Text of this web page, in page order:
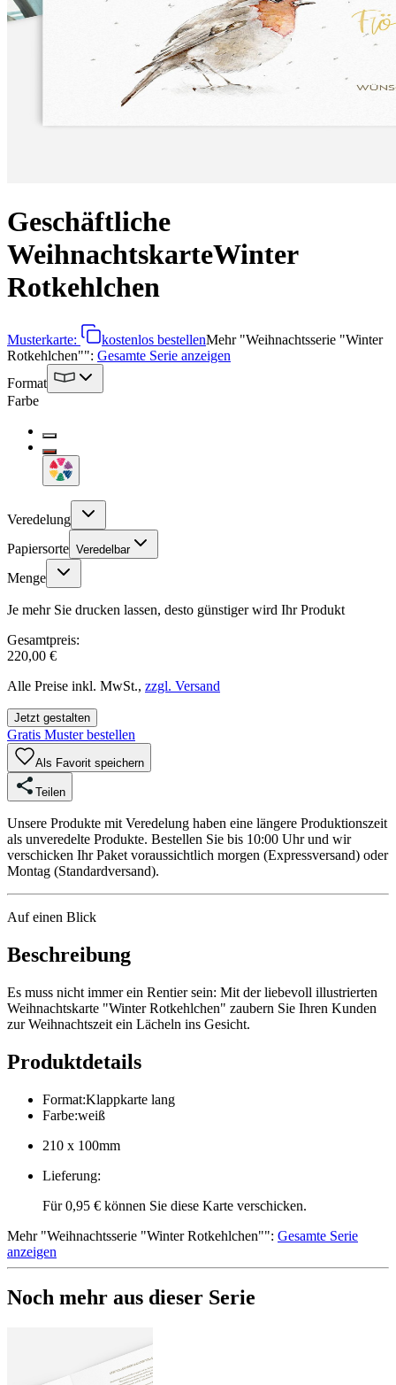
Geschäftliche
WeihnachtskarteWinter
Rotkehlchen
Musterkarte: kostenlos bestellenMehr"Weihnachtsserie "Winter
Rotkehlchen"": Gesamte Serie anzeigen
Format
Farbe
Veredelung
Papiersorte Veredelbar
Menge
Je mehr Sie drucken lassen, desto günstiger wird Ihr Produkt
Gesamtpreis:
220,00 €
Alle Preise inkl. MwSt., zzgl. Versand
Jetzt gestalten
Gratis Muster bestellen
Als Favorit speichern
Teilen
Unsere Produkte mit Veredelung haben eine längere Produktionszeit
als unveredelte Produkte. Bestellen Sie bis 10:00 Uhr und wir
verschicken Ihr Paket voraussichtlich morgen (Expressversand) oder
Montag (Standardversand).
Auf einen Blick
Beschreibung
Es muss nicht immer ein Rentier sein: Mit der liebevoll illustrierten
Weihnachtskarte "Winter Rotkehlchen" zaubern Sie Ihren Kunden
zur Weihnachtszeit ein Lächeln ins Gesicht.
Produktdetails
Format:Klappkarte lang
Farbe:weiß
210 x 100mm
Lieferung:
Für 0,95 € können Sie diese Karte verschicken.
Mehr"Weihnachtsserie "Winter Rotkehlchen"": Gesamte Serie
anzeigen
Noch mehr aus dieser Serie